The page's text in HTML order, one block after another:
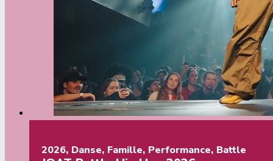
2026, Danse, Famille, Performance, Battle